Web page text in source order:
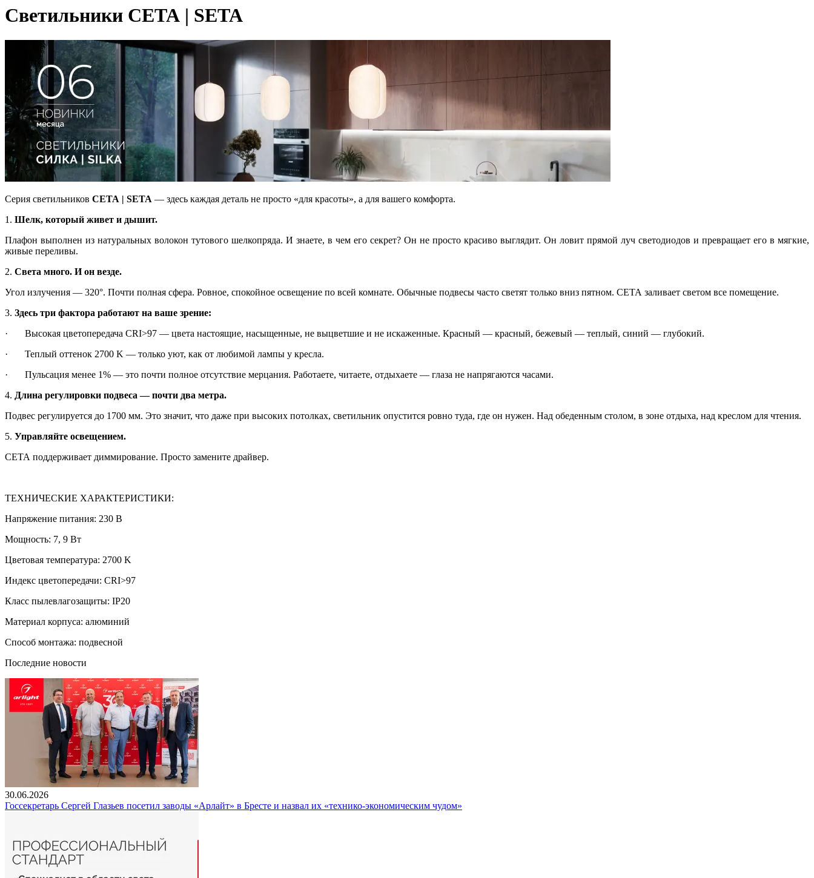
Светильники СЕТА | SETA
Серия светильников СЕТА | SETA — здесь каждая деталь не просто «для красоты», а для вашего комфорта.
1. Шелк, который живет и дышит.
Плафон выполнен из натуральных волокон тутового шелкопряда. И знаете, в чем его секрет? Он не просто красиво выглядит. Он ловит прямой луч светодиодов и превращает его в мягкие,
живые переливы.
2. Света много. И он везде.
Угол излучения — 320°. Почти полная сфера. Ровное, спокойное освещение по всей комнате. Обычные подвесы часто светят только вниз пятном. СЕТА заливает светом все помещение.
3. Здесь три фактора работают на ваше зрение:
· Высокая цветопередача CRI>97 — цвета настоящие, насыщенные, не выцветшие и не искаженные. Красный — красный, бежевый — теплый, синий — глубокий.
· Теплый оттенок 2700 K — только уют, как от любимой лампы у кресла.
· Пульсация менее 1% — это почти полное отсутствие мерцания. Работаете, читаете, отдыхаете — глаза не напрягаются часами.
4. Длина регулировки подвеса — почти два метра.
Подвес регулируется до 1700 мм. Это значит, что даже при высоких потолках, светильник опустится ровно туда, где он нужен. Над обеденным столом, в зоне отдыха, над креслом для чтения.
5. Управляйте освещением.
СЕТА поддерживает диммирование. Просто замените драйвер.
ТЕХНИЧЕСКИЕ ХАРАКТЕРИСТИКИ:
Напряжение питания: 230 В
Мощность: 7, 9 Вт
Цветовая температура: 2700 K
Индекс цветопередачи: CRI>97
Класс пылевлагозащиты: IP20
Материал корпуса: алюминий
Способ монтажа: подвесной
Последние новости
30.06.2026
Госсекретарь Сергей Глазьев посетил заводы «Арлайт» в Бресте и назвал их «технико-экономическим чудом»